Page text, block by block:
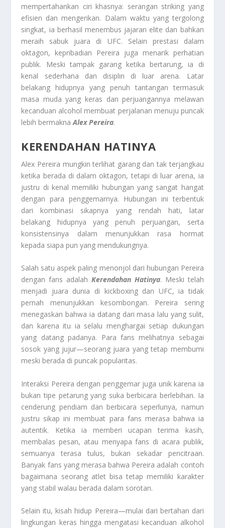
mempertahankan ciri khasnya: serangan striking yang
efisien dan mengerikan. Dalam waktu yang tergolong
singkat, ia berhasil menembus jajaran elite dan bahkan
meraih sabuk juara di UFC. Selain prestasi dalam
oktagon, kepribadian Pereira juga menarik perhatian
publik. Meski tampak garang ketika bertarung, ia di
kenal sederhana dan disiplin di luar arena. Latar
belakang hidupnya yang penuh tantangan termasuk
masa muda yang keras dan perjuangannya melawan
kecanduan alcohol membuat perjalanan menuju puncak
lebih bermakna Alex Pereira.
KERENDAHAN HATINYA
Alex Pereira mungkin terlihat garang dan tak terjangkau
ketika berada di dalam oktagon, tetapi di luar arena, ia
justru di kenal memiliki hubungan yang sangat hangat
dengan para penggemarnya. Hubungan ini terbentuk
dari kombinasi sikapnya yang rendah hati, latar
belakang hidupnya yang penuh perjuangan, serta
konsistensinya dalam menunjukkan rasa hormat
kepada siapa pun yang mendukungnya.
Salah satu aspek paling menonjol dari hubungan Pereira
dengan fans adalah Kerendahan Hatinya. Meski telah
menjadi juara dunia di kickboxing dan UFC, ia tidak
pernah menunjukkan kesombongan. Pereira sering
menegaskan bahwa ia datang dari masa lalu yang sulit,
dan karena itu ia selalu menghargai setiap dukungan
yang datang padanya. Para fans melihatnya sebagai
sosok yang jujur—seorang juara yang tetap membumi
meski berada di puncak popularitas.
Interaksi Pereira dengan penggemar juga unik karena ia
bukan tipe petarung yang suka berbicara berlebihan. Ia
cenderung pendiam dan berbicara seperlunya, namun
justru sikap ini membuat para fans merasa bahwa ia
autentik. Ketika ia memberi ucapan terima kasih,
membalas pesan, atau menyapa fans di acara publik,
semuanya terasa tulus, bukan sekadar pencitraan.
Banyak fans yang merasa bahwa Pereira adalah contoh
bagaimana seorang atlet bisa tetap memiliki karakter
yang stabil walau berada dalam sorotan.
Selain itu, kisah hidup Pereira—mulai dari bertahan dari
lingkungan keras hingga mengatasi kecanduan alkohol